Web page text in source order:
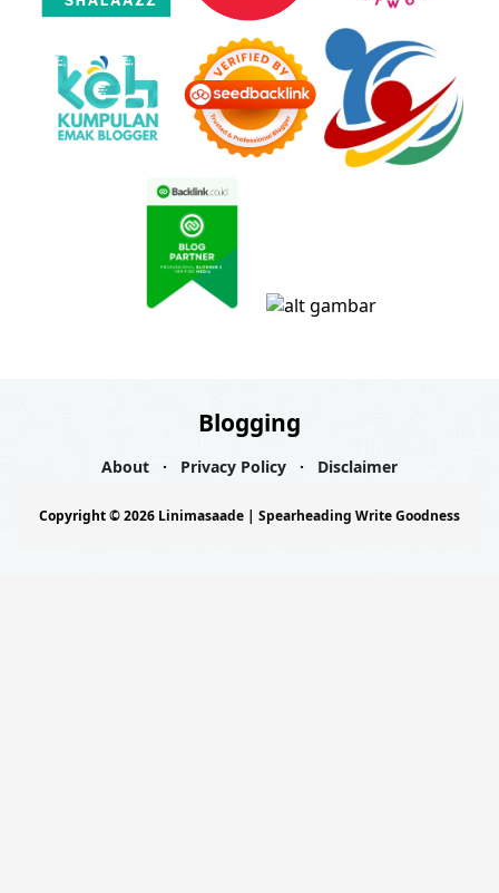
Blogging
About Privacy Policy Disclaimer
Copyright ©2026 Linimasaade | Spearheading Write Goodness